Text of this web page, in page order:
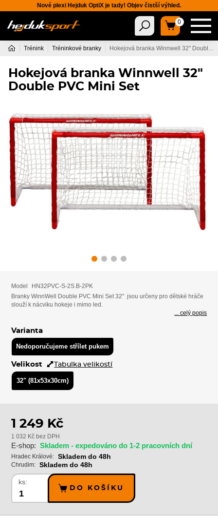
Nové plexi Hejduk OptiX je tady! Objev čistší výhled.
0
Trénink Tréninkové branky
Hokejová branka Winnwell 32"
Double PVC Mini Set
Model
HN32PVC-S-2S.B-2PK
Branky WinnWell Double PVC Mini Set 32" jsou určeny pro dětské hráče
slouží k nácviku hokeje i mimo led.
... celý popis
Varianta
Nedoporučujeme střílet pukem
Velikost Tabulka velikostí
32" (81x53x30cm)
1 249 Kč
1 032 Kč bez DPH
E-shop: Skladem - expedováno do 1-2 pracovních dní
Hradec Králové: Skladem do 48h
Chrudim: Skladem do 48h
ks:
DO KOŠÍKU